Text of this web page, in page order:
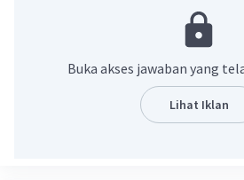
Buka akses jawaban yang
Lihat Iklan